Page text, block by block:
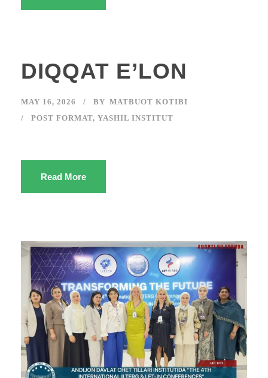
DIQQAT E’LON
MAY 16, 2026 BY MATBUOT KOTIBI
POST FORMAT, YASHIL INSTITUT
Read More